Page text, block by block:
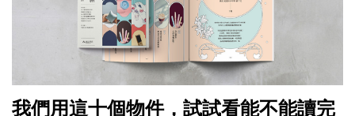
我們用這十個物件，試試看能不能讀完